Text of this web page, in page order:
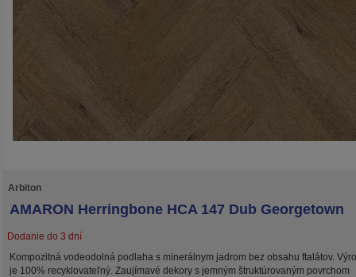
Arbiton
AMARON Herringbone HCA 147 Dub Georgetown
Dodanie do 3 dní
Kompozitná vodeodolná podlaha s minerálnym jadrom bez obsahu ftalátov.
je 100% recyklovateľný. Zaujímavé dekory s jemným štruktúrovaným povrchom